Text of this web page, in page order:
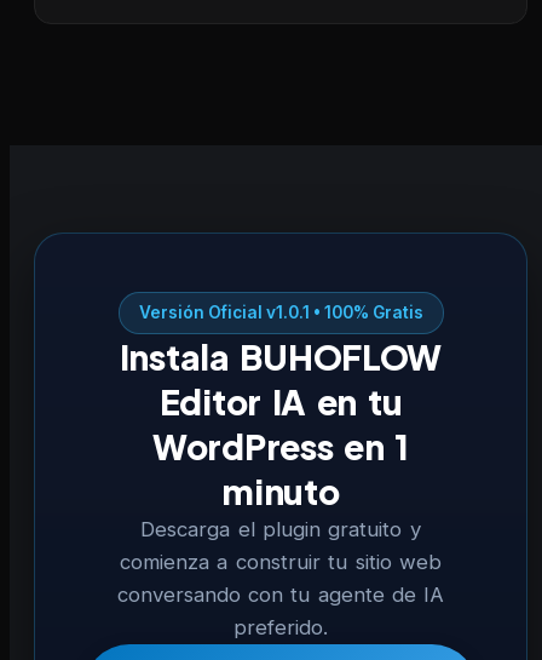
Versión Oficial v1.0.1 • 100% Gratis
Instala BUHOFLOW
Editor IA en tu
WordPress en 1
minuto
Descarga el plugin gratuito y
comienza a construir tu sitio web
conversando con tu agente de IA
preferido.